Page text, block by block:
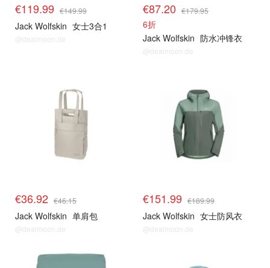
€119.99 €149.99
Jack Wolfskin 女士3合1
@dealmoon.de
€87.20 €179.95
6折
Jack Wolfskin 防水冲锋衣
@dealmoon.de
€36.92 €46.15
Jack Wolfskin 单肩包
@dealmoon.de
€151.99 €189.99
Jack Wolfskin 女士防风衣
@dealmoon.de